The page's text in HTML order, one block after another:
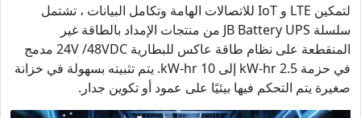
لتمكين LTE و IoT للاتصالات الهامة وتكامل البيانات ، تشتمل
سلسلة JB Battery UPS من منتجات الإمداد بالطاقة غير
المنقطعة على نظام طاقة عاكس للبطارية 24V /48VDC مدمج
في حزمة 2.5 kW-hr إلى 10 kW-hr. يتم تثبيته بسهولة في خزانة
صغيرة يتم التحكم فيها بيئيًا على عمود أو تكوين جدار.